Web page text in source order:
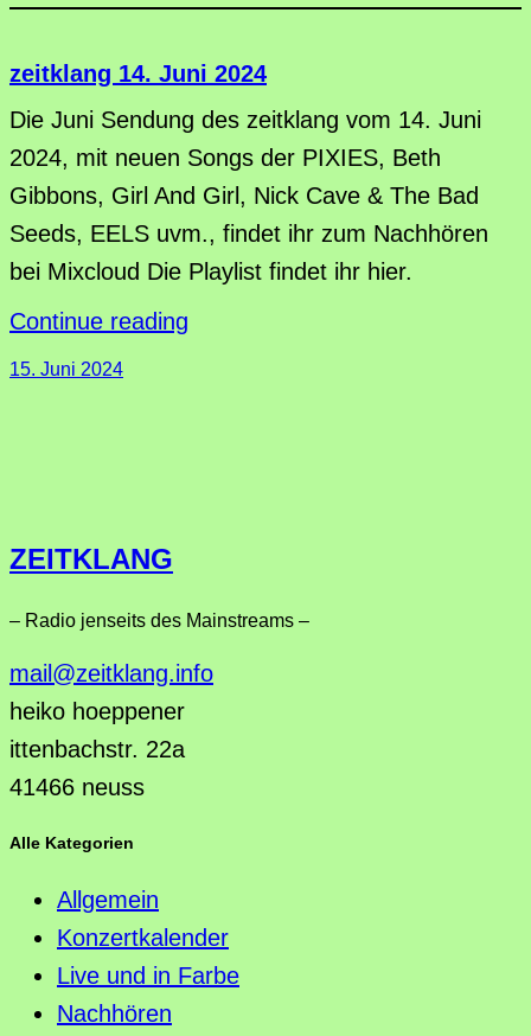
zeitklang 14. Juni 2024
Die Juni Sendung des zeitklang vom 14. Juni
2024, mit neuen Songs der PIXIES, Beth
Gibbons, Girl And Girl, Nick Cave & The Bad
Seeds, EELS uvm., findet ihr zum Nachhören
bei Mixcloud Die Playlist findet ihr hier.
Continue reading
15. Juni 2024
ZEITKLANG
– Radio jenseits des Mainstreams –
mail@zeitklang.info
heiko hoeppener
ittenbachstr. 22a
41466 neuss
Alle Kategorien
Allgemein
Konzertkalender
Live und in Farbe
Nachhören